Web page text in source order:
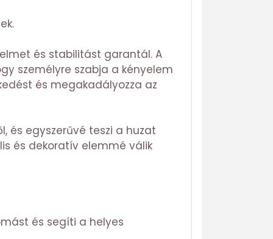
és stabilitást garantál. A
személyre szabja a kényelem
és megakadályozza az
és egyszerűvé teszi a huzat
és dekoratív elemmé válik
és segíti a helyes